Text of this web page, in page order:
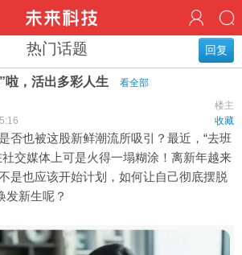
回复
热门话题
啦，活出多彩人生
看全部
楼主
收藏
否也被这股新鲜潮流所吸引？最近，“去班
社交媒体上可是火得一塌糊涂！离新年越来
是也应该开始计划，如何让自己彻底摆脱
发新生呢？